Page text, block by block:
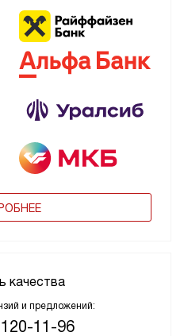
качества
и предложений:
11-96